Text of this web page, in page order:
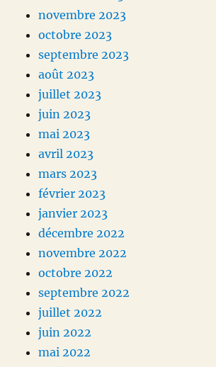
novembre 2023
octobre 2023
septembre 2023
août 2023
juillet 2023
juin 2023
mai 2023
avril 2023
mars 2023
février 2023
janvier 2023
décembre 2022
novembre 2022
octobre 2022
septembre 2022
juillet 2022
juin 2022
mai 2022